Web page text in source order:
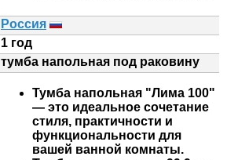
Россия
1 год
тумба напольная под раковину
Тумба напольная "Лима 100"
— это идеальное сочетание
стиля, практичности и
функциональности для
вашей ванной комнаты.